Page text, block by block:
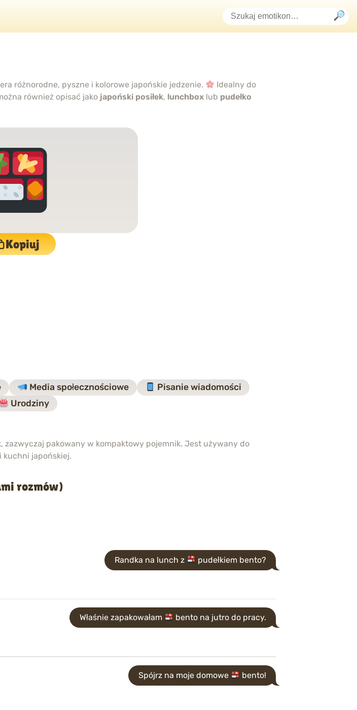
różnorodne, pyszne i kolorowe japońskie jedzenie.
Idealny do
również opisać jako japoński posiłek, lunchbox lub pudełko
Kopiuj
Media społecznościowe
Pisanie wiadomości
Urodziny
zazwyczaj pakowany w kompaktowy pojemnik. Jest używany do
kuchni japońskiej.
rozmów)
Randka na lunch z pudełkiem bento?
Właśnie zapakowałam bento na jutro do pracy.
Spójrz na moje domowe bento!